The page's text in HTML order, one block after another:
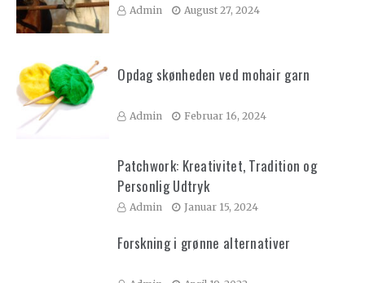
Admin August 27, 2024
Opdag skønheden ved mohair garn
Admin Februar 16, 2024
Patchwork: Kreativitet, Tradition og
Personlig Udtryk
Admin Januar 15, 2024
Forskning i grønne alternativer